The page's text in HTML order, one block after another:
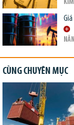
CÙNG CHUYÊN MỤC